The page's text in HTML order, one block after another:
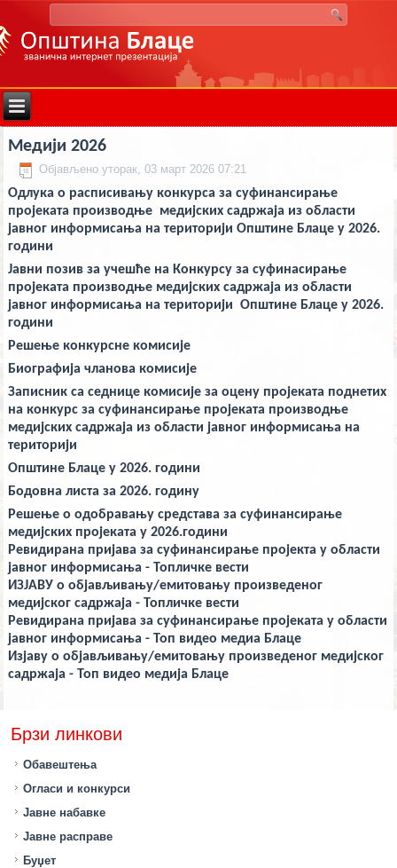
bonusu
veren
siteler
deneme
bonusu
deneme
bonusu
veren
siteler
2024
deneme
bonusu
veren
bahis
siteleri
bonus
bahis
siteleri
deneme
bonusu
veren
yeni
siteler
deneme
veren
casino
siteleri
Yeni
Bonus
Veren
Siteler
Медији 2026
Објављено уторак, 03 март 2026 07:21
Одлука о расписивању конкурса за суфинансирање
пројеката производње медијских садржаја из области
јавног информисања на територији Општине Блаце у 2026.
години
Јавни позив за учешће на Конкурсу за суфинасирање
пројеката производње медијских садржаја из области
јавног информисања на територији Општине Блаце у 2026.
години
Решење конкурсне комисије
Биографија чланова комисије
Записник са седнице комисије за оцену пројеката поднетих
на конкурс за суфинансирање пројеката производње
медијских садржаја из области јавног информисања на
територији
Општине Блаце у 2026. години
Бодовна листа за 2026. годину
Решење о одобравању средстава за суфинансирање
медијских пројеката у 2026.години
Ревидирана пријава за суфинансирање пројекта у области
јавног информисањa - Топличке вести
ИЗЈАВУ о објављивању/емитовању произведеног
медијског садржаја - Топличке вести
Ревидирана пријава за суфинансирање пројеката у области
јавног информисања - Топ видео медиа Блаце
Изјаву о објављивању/емитовању произведеног медијског
садржаја - Топ видео медија Блаце
Брзи линкови
Обавештења
Огласи и конкурси
Јавне набавке
Јавне расправе
Буџет